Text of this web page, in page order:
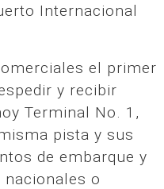
Internacional
el primer
y recibir
Terminal No. 1,
pista y sus
de embarque y
nacionales o